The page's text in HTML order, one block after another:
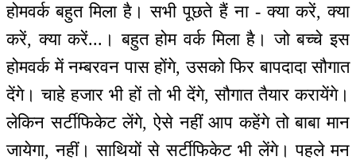
होमवर्क बहुत मिला है। सभी पूछते हैं ना - क्या करें, क्या
करें, क्या करें...। बहुत होम वर्क मिला है। जो बच्चे इस
होमवर्क में नम्बरवन पास होंगे, उसको फिर बापदादा सौगात
देंगे। चाहे हजार भी हों तो भी देंगे, सौगात तैयार करायेंगे।
लेकिन सर्टीफिकेट लेंगे, ऐसे नहीं आप कहेंगे तो बाबा मान
जायेगा, नहीं। साथियों से सर्टीफिकेट भी लेंगे। पहले मन